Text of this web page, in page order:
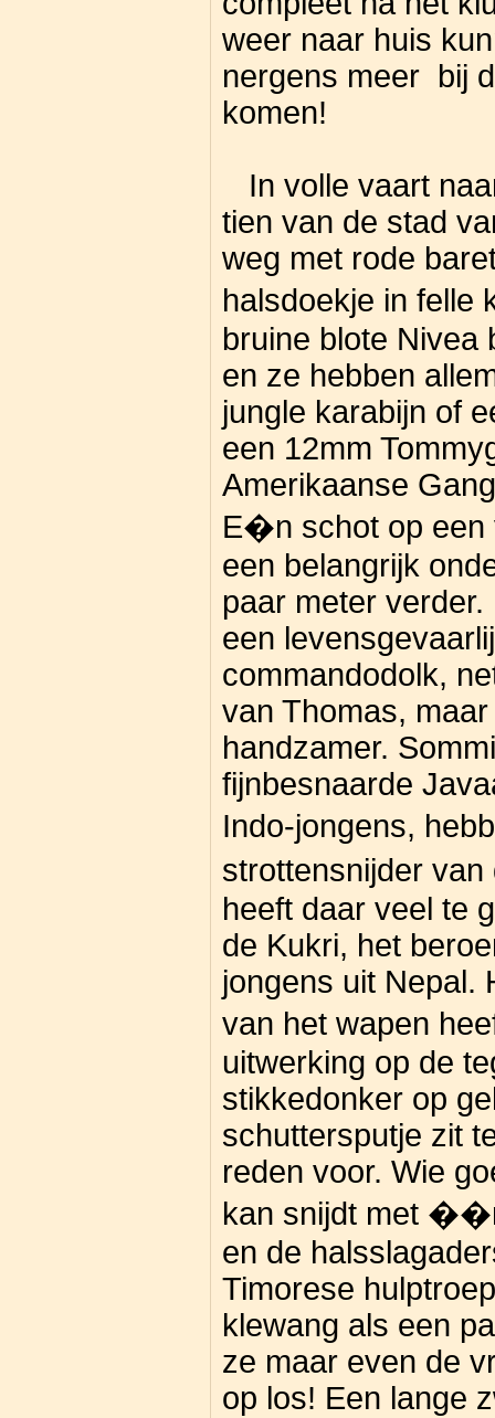
weer naar huis
nergens meer bij
komen!
In volle vaart
tien van de stad
weg met rode
halsdoekje in felle
bruine blote Nivea
en ze hebben
jungle karabijn of
een 12mm
Amerikaanse
E�n schot op een
een belangrijk
paar meter
een
commandodolk,
van Thomas,
handzamer.
fijnbesnaarde
Indo-jongens,
strottensnijder
heeft daar veel te
de Kukri, het
jongens uit Nepal.
van het wapen
uitwerking op de
stikkedonker op
schuttersputje zit
reden voor. Wie
kan snijdt met
en de
Timorese
klewang als een
ze maar even de
op los! Een lange